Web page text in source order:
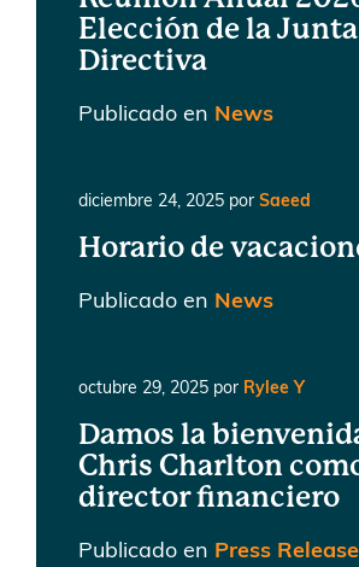
Elección de la Junta
Directiva
Publicado en News
diciembre 24, 2025 por Saeed
Horario de
Publicado en News
octubre 29, 2025 por Rylee Y
Damos la
Chris Charlton
director financiero
Publicado en Press